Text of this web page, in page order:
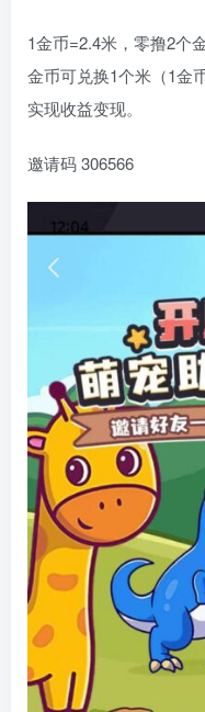
1金币=2.4米，零撸2个
金币可兑换1个米（1金
实现收益变现。
邀请码 306566